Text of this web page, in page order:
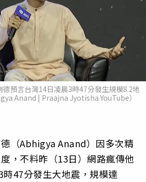
預言台灣14日凌晨3時47分發生規模8.2地
Anand | Praajna Jyotisha YouTube）
德（Abhigya Anand）因多次精
，不料昨（13日）網路瘋傳他
47分發生大地震，規模達